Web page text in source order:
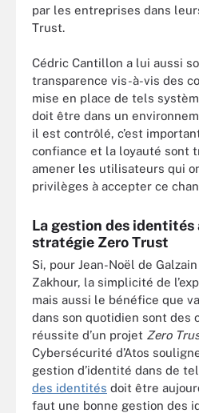
par les entreprises dans
Trust.
Cédric Cantillon a lui aussi
transparence vis-à-vis des
mise en place de tels
doit être dans un
il est contrôlé, c’est
confiance et la loyauté sont
amener les utilisateurs qui
privilèges à accepter ce
La gestion des
stratégie Zero Trust
Si, pour Jean-Noël de
Zakhour, la simplicité de
mais aussi le bénéfice que
dans son quotidien sont des
réussite d’un projet Zero
Cybersécurité d’Atos
gestion d’identité dans de
des identités doit être
faut une bonne gestion des